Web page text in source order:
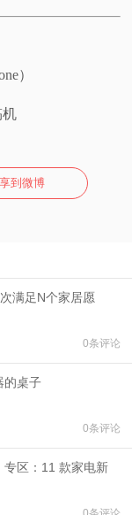
）
机
到微博
满足N个家居愿
0条评论
的桌子
0条评论
专区：11 款家电新